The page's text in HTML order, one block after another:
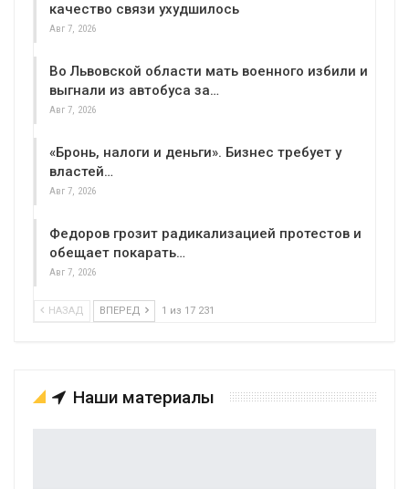
качество связи ухудшилось
Авг 7, 2026
Во Львовской области мать военного избили и
выгнали из автобуса за…
Авг 7, 2026
«Бронь, налоги и деньги». Бизнес требует у
властей…
Авг 7, 2026
Федоров грозит радикализацией протестов и
обещает покарать…
Авг 7, 2026
НАЗАД ВПЕРЕД 1 из 17 231
Наши материалы